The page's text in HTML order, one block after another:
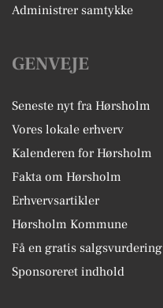
Administrer samtykke
GENVEJE
Seneste nyt fra Hørsholm
Vores lokale erhverv
Kalenderen for Hørsholm
Fakta om Hørsholm
Erhvervsartikler
Hørsholm Kommune
Få en gratis salgsvurdering
Sponsoreret indhold